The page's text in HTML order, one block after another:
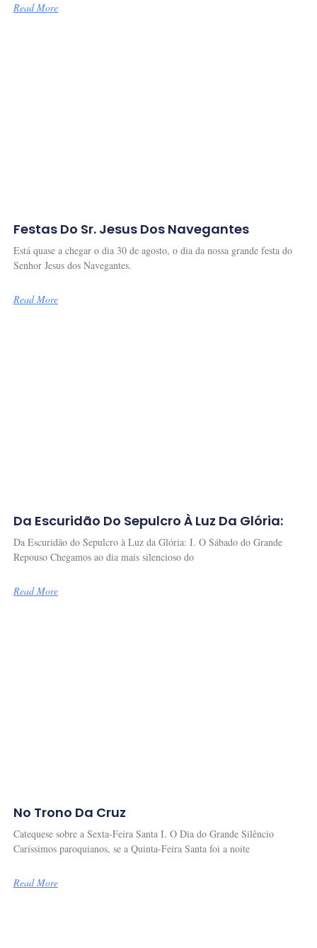
Read More
Festas Do Sr. Jesus Dos Navegantes
Está quase a chegar o dia 30 de agosto, o dia da nossa grande festa do
Senhor Jesus dos Navegantes.
Read More
Da Escuridão Do Sepulcro À Luz Da Glória:
Da Escuridão do Sepulcro à Luz da Glória: I. O Sábado do Grande
Repouso Chegamos ao dia mais silencioso do
Read More
No Trono Da Cruz
Catequese sobre a Sexta-Feira Santa I. O Dia do Grande Silêncio
Caríssimos paroquianos, se a Quinta-Feira Santa foi a noite
Read More